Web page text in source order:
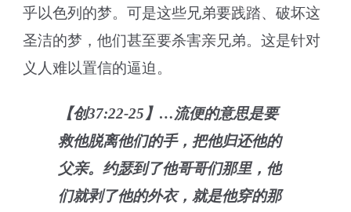
乎以色列的梦。可是这些兄弟要践踏、破坏这
圣洁的梦，他们甚至要杀害亲兄弟。这是针对
义人难以置信的逼迫。
【创37:22-25】…流便的意思是要
救他脱离他们的手，把他归还他的
父亲。约瑟到了他哥哥们那里，他
们就剥了他的外衣，就是他穿的那